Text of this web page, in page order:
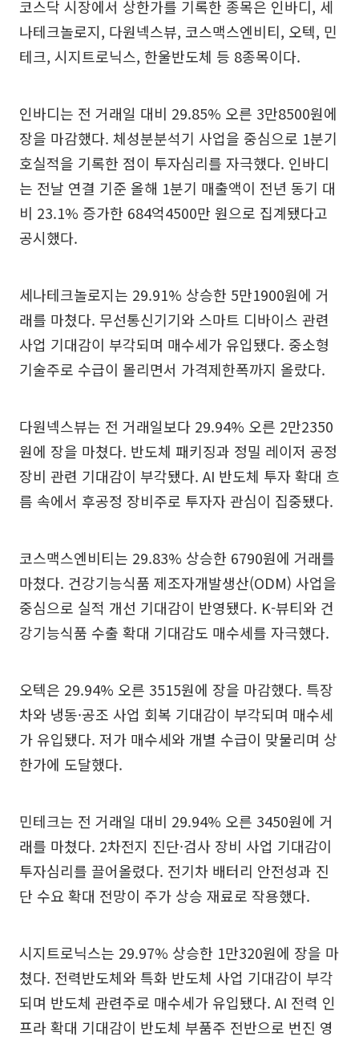
코스닥 시장에서 상한가를 기록한 종목은 인바디, 세
나테크놀로지, 다원넥스뷰, 코스맥스엔비티, 오텍, 민
테크, 시지트로닉스, 한울반도체 등 8종목이다.
인바디는 전 거래일 대비 29.85% 오른 3만8500원에
장을 마감했다. 체성분분석기 사업을 중심으로 1분기
호실적을 기록한 점이 투자심리를 자극했다. 인바디
는 전날 연결 기준 올해 1분기 매출액이 전년 동기 대
비 23.1% 증가한 684억4500만 원으로 집계됐다고
공시했다.
세나테크놀로지는 29.91% 상승한 5만1900원에 거
래를 마쳤다. 무선통신기기와 스마트 디바이스 관련
사업 기대감이 부각되며 매수세가 유입됐다. 중소형
기술주로 수급이 몰리면서 가격제한폭까지 올랐다.
다원넥스뷰는 전 거래일보다 29.94% 오른 2만2350
원에 장을 마쳤다. 반도체 패키징과 정밀 레이저 공정
장비 관련 기대감이 부각됐다. AI 반도체 투자 확대 흐
름 속에서 후공정 장비주로 투자자 관심이 집중됐다.
코스맥스엔비티는 29.83% 상승한 6790원에 거래를
마쳤다. 건강기능식품 제조자개발생산(ODM) 사업을
중심으로 실적 개선 기대감이 반영됐다. K-뷰티와 건
강기능식품 수출 확대 기대감도 매수세를 자극했다.
오텍은 29.94% 오른 3515원에 장을 마감했다. 특장
차와 냉동·공조 사업 회복 기대감이 부각되며 매수세
가 유입됐다. 저가 매수세와 개별 수급이 맞물리며 상
한가에 도달했다.
민테크는 전 거래일 대비 29.94% 오른 3450원에 거
래를 마쳤다. 2차전지 진단·검사 장비 사업 기대감이
투자심리를 끌어올렸다. 전기차 배터리 안전성과 진
단 수요 확대 전망이 주가 상승 재료로 작용했다.
시지트로닉스는 29.97% 상승한 1만320원에 장을 마
쳤다. 전력반도체와 특화 반도체 사업 기대감이 부각
되며 반도체 관련주로 매수세가 유입됐다. AI 전력 인
프라 확대 기대감이 반도체 부품주 전반으로 번진 영